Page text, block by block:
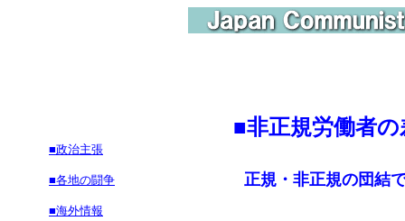
■政治主張
■各地の闘争
■海外情報
■非正規労働者
正規・非正規の団結で